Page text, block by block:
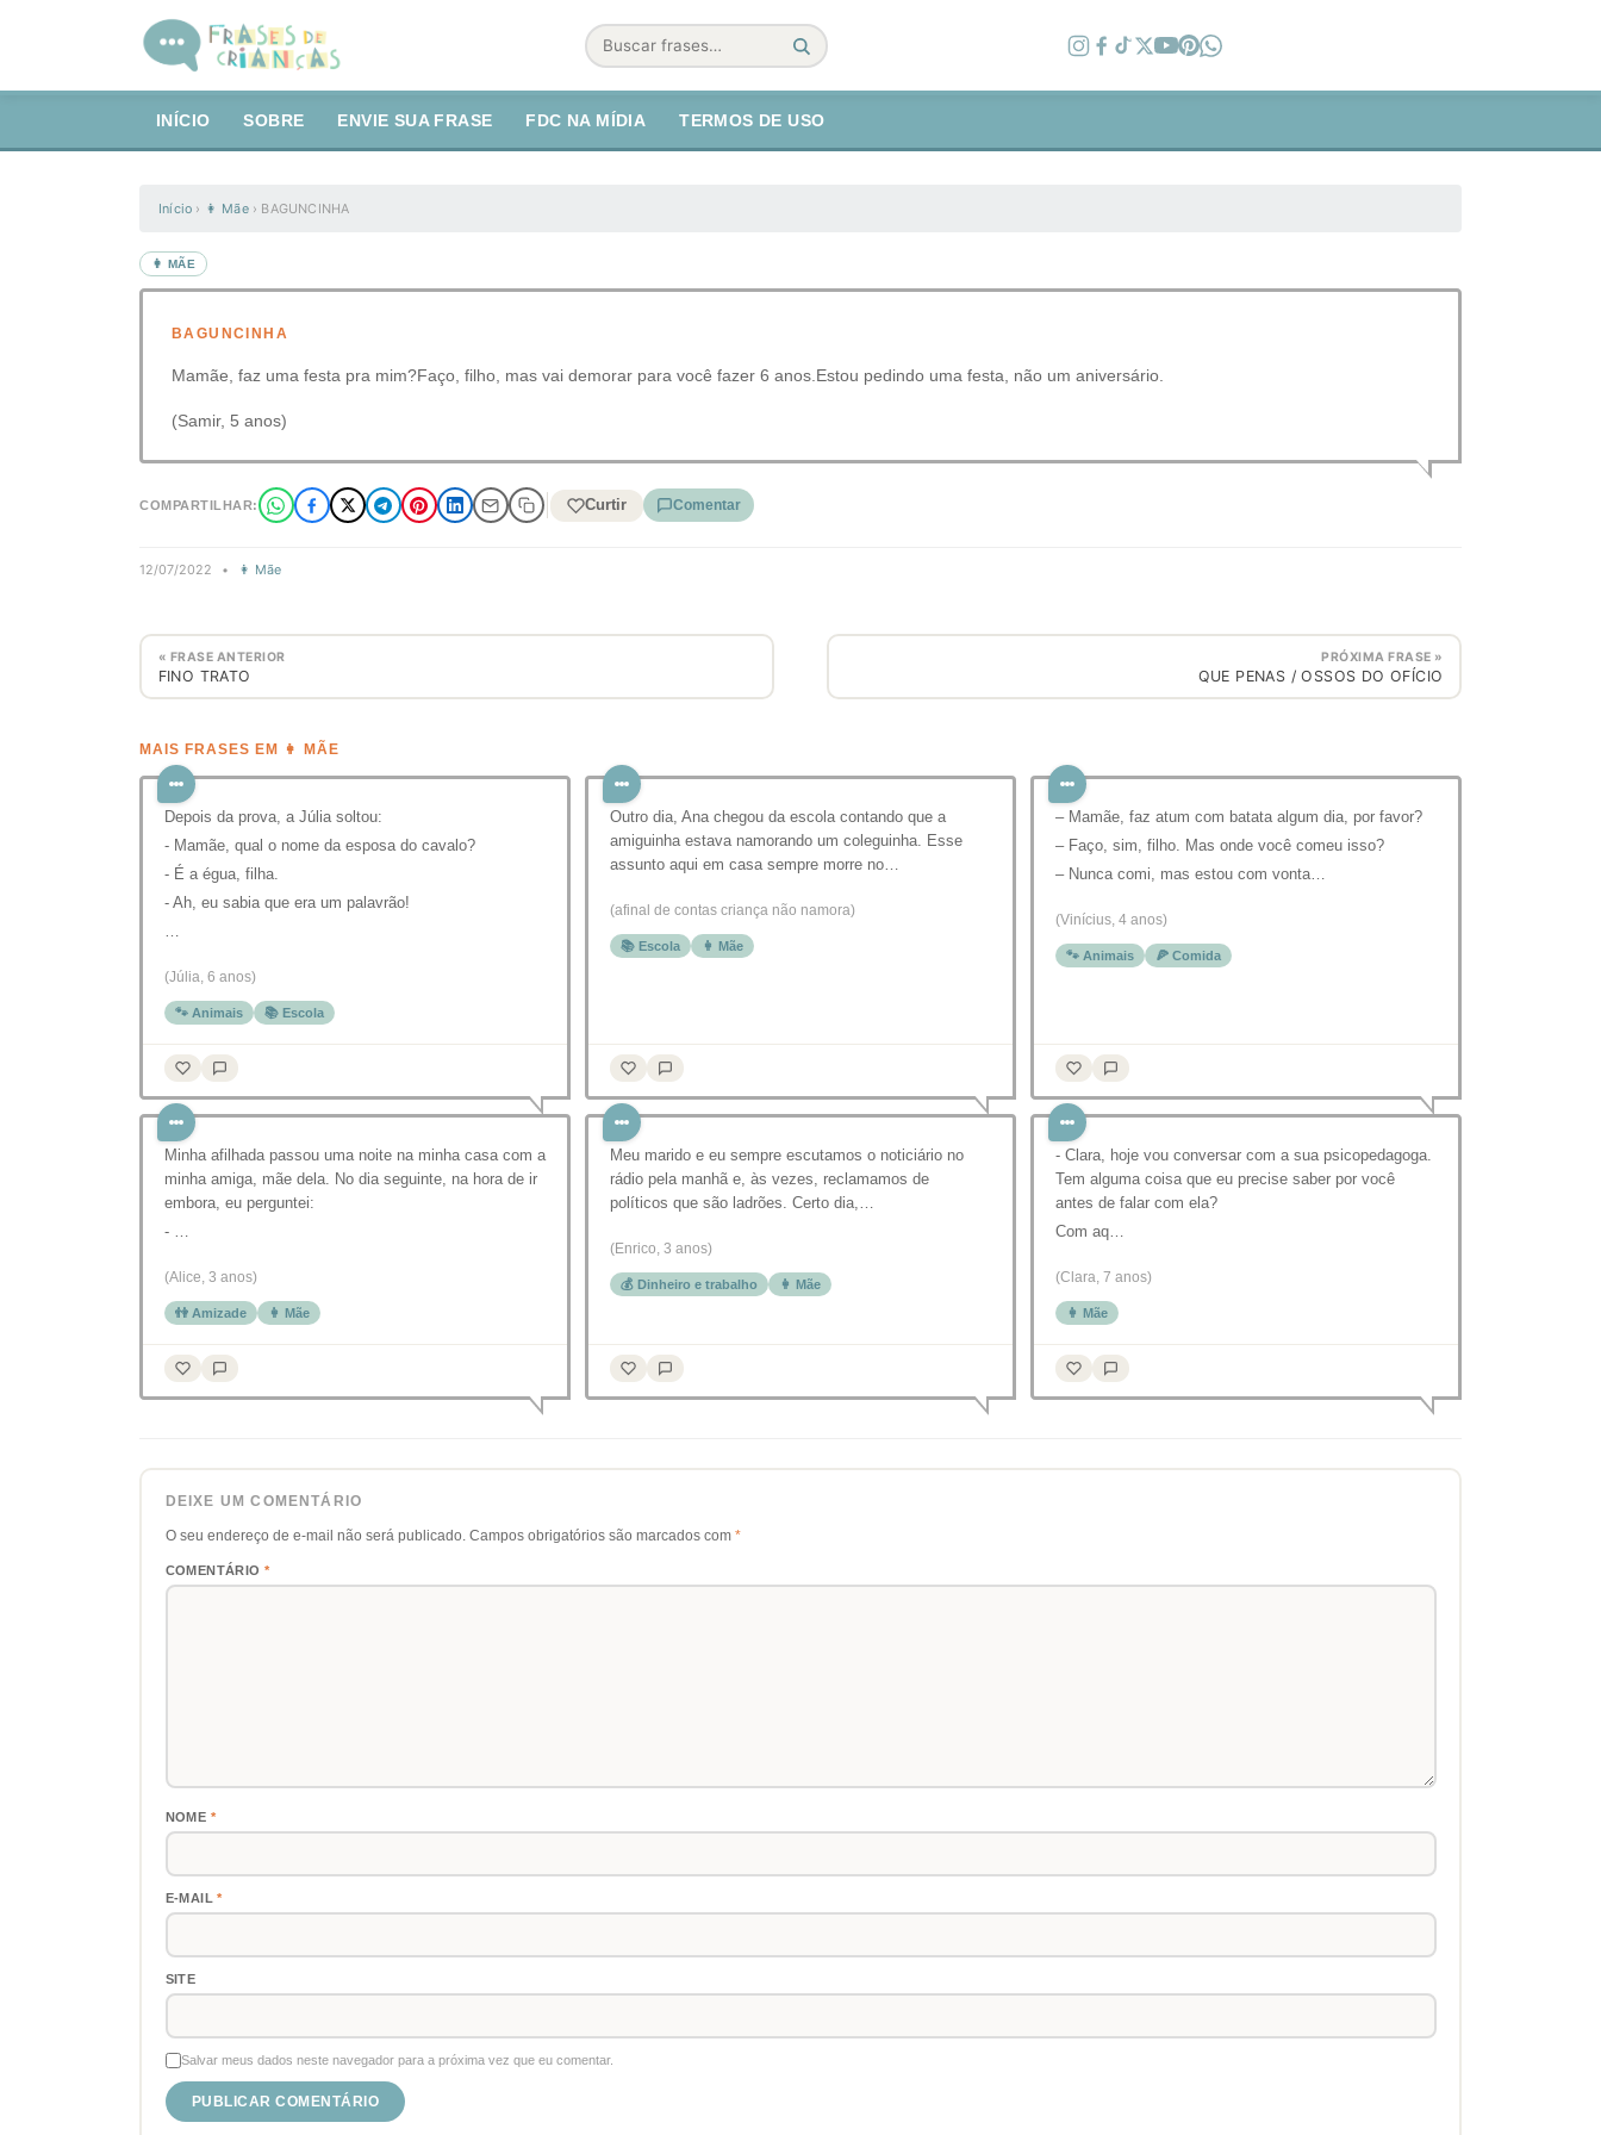
Buscar
INÍCIO SOBRE ENVIE SUA FRASE FDC NA MÍDIA TERMOS DE USO
Início › 👩 Mãe › BAGUNCINHA
👩 MÃE
BAGUNCINHA
Mamãe, faz uma festa pra mim?Faço, filho, mas vai demorar para você fazer 6 anos.Estou pedindo uma festa, não um aniversário.
(Samir, 5 anos)
COMPARTILHAR: Curtir Comentar
12/07/2022 • 👩 Mãe
« FRASE ANTERIOR
FINO TRATO
PRÓXIMA FRASE »
QUE PENAS / OSSOS DO OFÍCIO
MAIS FRASES EM 👩 MÃE
Depois da prova, a Júlia soltou:
- Mamãe, qual o nome da esposa do cavalo?
- É a égua, filha.
- Ah, eu sabia que era um palavrão!
…
(Júlia, 6 anos)
🐾 Animais 📚 Escola
Outro dia, Ana chegou da escola contando que a
amiguinha estava namorando um coleguinha. Esse
assunto aqui em casa sempre morre no…
(afinal de contas criança não namora)
📚 Escola 👩 Mãe
– Mamãe, faz atum com batata algum dia, por favor?
– Faço, sim, filho. Mas onde você comeu isso?
– Nunca comi, mas estou com vonta…
(Vinícius, 4 anos)
🐾 Animais 🍕 Comida
Minha afilhada passou uma noite na minha casa com a
minha amiga, mãe dela. No dia seguinte, na hora de ir
embora, eu perguntei:
- …
(Alice, 3 anos)
👫 Amizade 👩 Mãe
Meu marido e eu sempre escutamos o noticiário no
rádio pela manhã e, às vezes, reclamamos de
políticos que são ladrões. Certo dia,…
(Enrico, 3 anos)
💰 Dinheiro e trabalho 👩 Mãe
- Clara, hoje vou conversar com a sua psicopedagoga.
Tem alguma coisa que eu precise saber por você
antes de falar com ela?
Com aq…
(Clara, 7 anos)
👩 Mãe
DEIXE UM COMENTÁRIO
O seu endereço de e-mail não será publicado. Campos obrigatórios são marcados com *
COMENTÁRIO *
NOME *
E-MAIL*
SITE
Salvar meus dados neste navegador para a próxima vez que eu comentar.